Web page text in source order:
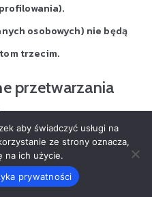
osobowych) nie będą
trzecim.
przetwarzania
dane Użytkowników
Europejskiego i Rady
aby świadczyć usługi na
ze strony oznacza,
na ich użycie.
prywatności